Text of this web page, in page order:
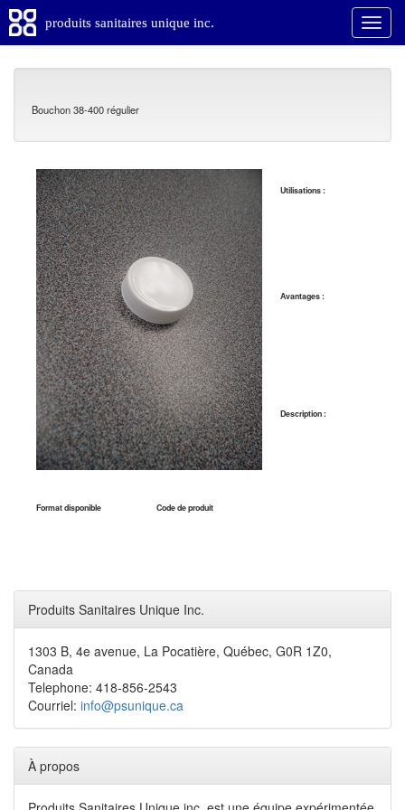
produits sanitaires unique inc.
Bouchon 38-400 régulier
Format disponible Code de produit
Utilisations :
Avantages :
Description :
Produits Sanitaires Unique Inc.
1303 B, 4e avenue, La Pocatière, Québec, G0R 1Z0,
Canada
Telephone: 418-856-2543
Courriel: info@psunique.ca
À propos